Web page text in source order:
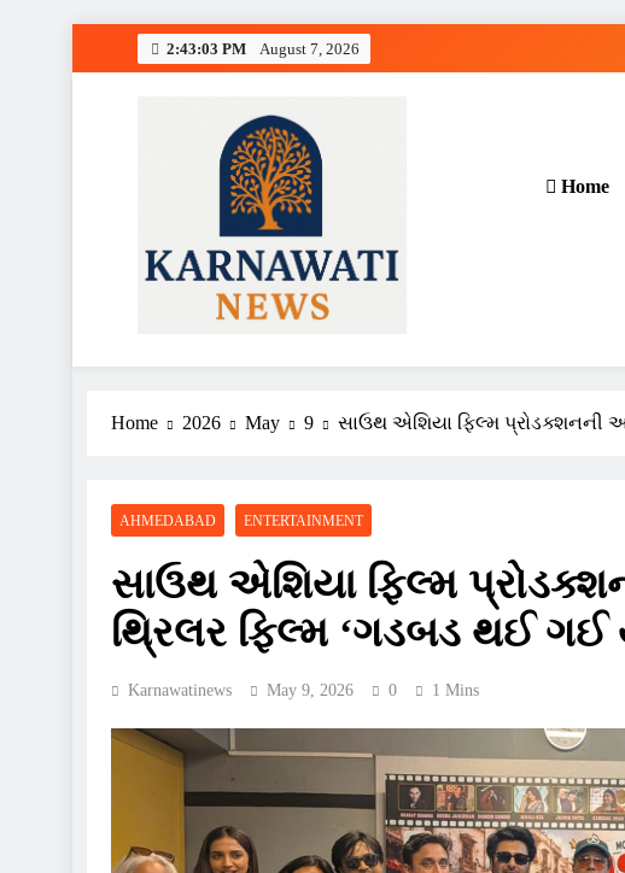
2:43:04 PM August 7, 2026
Karnawati News
Home
Home 2026 May 9 સાઉથ એશિયા ફિલ્મ પ્રોડક્શનની
AHMEDABAD ENTERTAINMENT
સાઉથ એશિયા ફિલ્મ
થ્રિલર ફિલ્મ ‘ગડબડ થઈ ગઈ
Karnawatinews May 9, 2026 0 1 Mins